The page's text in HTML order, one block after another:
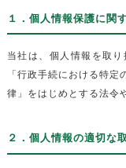
１．個人情報保護に関
当社は、個人情報を取
「行政手続における特
律」をはじめとする法令
２．個人情報の適切な